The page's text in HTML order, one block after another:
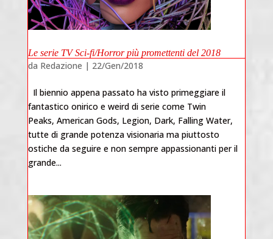
Le serie TV Sci-fi/Horror più promettenti del 2018
da Redazione | 22/Gen/2018
Il biennio appena passato ha visto primeggiare il
fantastico onirico e weird di serie come Twin
Peaks, American Gods, Legion, Dark, Falling Water,
tutte di grande potenza visionaria ma piuttosto
ostiche da seguire e non sempre appassionanti per il
grande...